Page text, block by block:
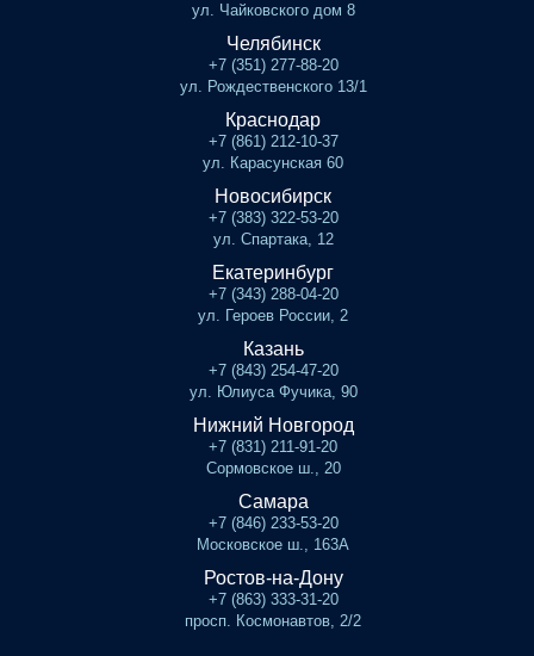
ул. Чайковского дом 8
Челябинск
+7 (351) 277-88-20
ул. Рождественского 13/1
Краснодар
+7 (861) 212-10-37
ул. Карасунская 60
Новосибирск
+7 (383) 322-53-20
ул. Спартака, 12
Екатеринбург
+7 (343) 288-04-20
ул. Героев России, 2
Казань
+7 (843) 254-47-20
ул. Юлиуса Фучика, 90
Нижний Новгород
+7 (831) 211-91-20
Сормовское ш., 20
Самара
+7 (846) 233-53-20
Московское ш., 163А
Ростов-на-Дону
+7 (863) 333-31-20
просп. Космонавтов, 2/2